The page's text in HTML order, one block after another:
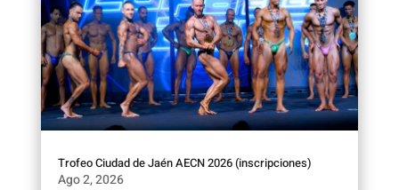
Trofeo Ciudad de Jaén AECN 2026 (inscripciones)
Ago 2, 2026